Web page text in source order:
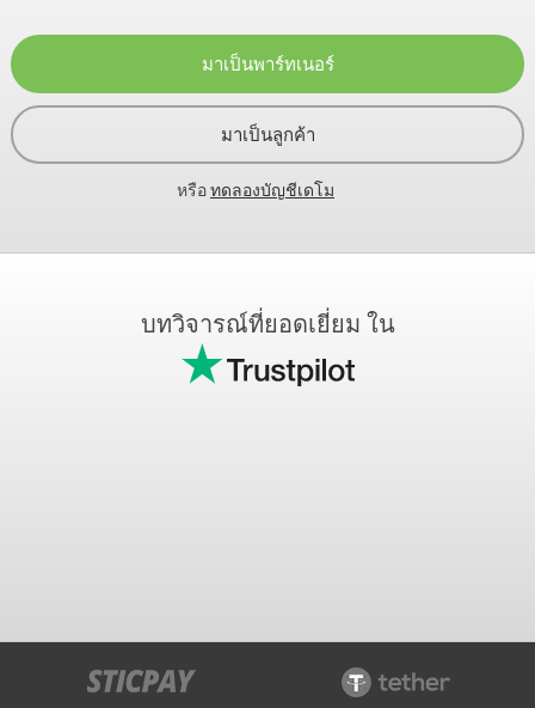
มาเป็นพาร์ทเนอร์
มาเป็นลูกค้า
หรือทดลองบัญชีเดโม
บทวิจารณ์ที่ยอดเยี่ยม ใน